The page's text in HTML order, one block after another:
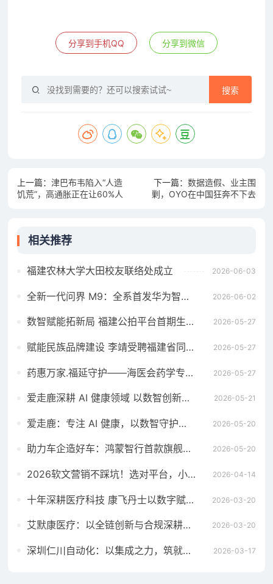
分享到手机QQ 分享到微信
搜索
上一篇： 津巴布韦陷入“人造
饥荒”，高通胀正在让60%人
下一篇：数据造假、业主围
剿，OYO在中国狂奔不下去
相关推荐
福建农林大学大田校友联络处成立 2026-06-03
全新一代问界 M9：全系首发华为智擎全800V高压双碳化硅动力平台 2026-06-02
数智赋能拓新局 福建公拍平台首期生态招募宣贯会成功举办 2026-05-27
赋能民族品牌建设 李靖受聘福建省同心民族品牌发展研究院高级顾问 2026-05-27
药惠万家.福延守护——海医会药学专委会成立义诊暨母亲节慰问活动在福州举行 2026-05-27
爱走鹿深耕 AI 健康领域 以数智创新，赋能全民健康 2026-05-21
爱走鹿：专注 AI 健康，以数智守护全民日常健康生活 2026-05-20
助力车企造好车：鸿蒙智行首款旗舰MPV智界V9全系搭载华为智擎 2026-05-20
2026软文营销不踩坑！选对平台，小预算也能撬动大流量 2026-04-14
十年深耕医疗科技 康飞丹士以数字赋能重构医疗服务新生态 2026-03-20
艾默康医疗：以全链创新与合规深耕，赋能医疗健康高质量发展 2026-03-20
深圳仁川自动化：以集成之力，筑就工业智能新标杆 2026-03-17